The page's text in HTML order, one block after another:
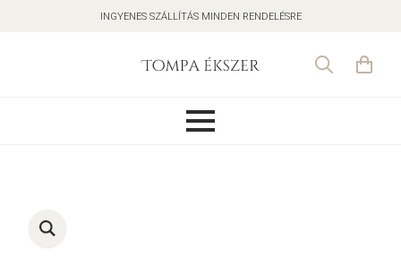
INGYENES SZÁLLÍTÁS MINDEN RENDELÉSRE